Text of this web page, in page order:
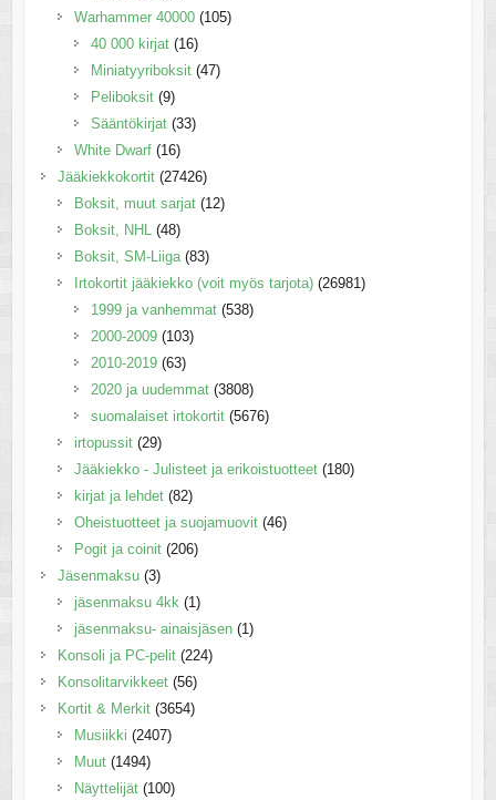
Warhammer 40000 (105)
40 000 kirjat (16)
Miniatyyriboksit (47)
Peliboksit (9)
Sääntökirjat (33)
White Dwarf (16)
Jääkiekkokortit (27426)
Boksit, muut sarjat (12)
Boksit, NHL
(48)
Boksit, SM-Liiga (83)
Irtokortit jääkiekko (voit myös tarjota) (26981)
1999 ja vanhemmat (538)
2000-2009 (103)
2010-2019 (63)
2020 ja uudemmat (3808)
suomalaiset irtokortit (5676)
irtopussit (29)
Jääkiekko - Julisteet ja erikoistuotteet (180)
kirjat ja lehdet (82)
Oheistuotteet ja suojamuovit (46)
Pogit ja coinit (206)
Jäsenmaksu (3)
jäsenmaksu 4kk (1)
jäsenmaksu- ainaisjäsen (1)
Konsoli ja PC-pelit (224)
Konsolitarvikkeet (56)
Kortit & Merkit (3654)
Musiikki (2407)
Muut (1494)
Näyttelijät (100)